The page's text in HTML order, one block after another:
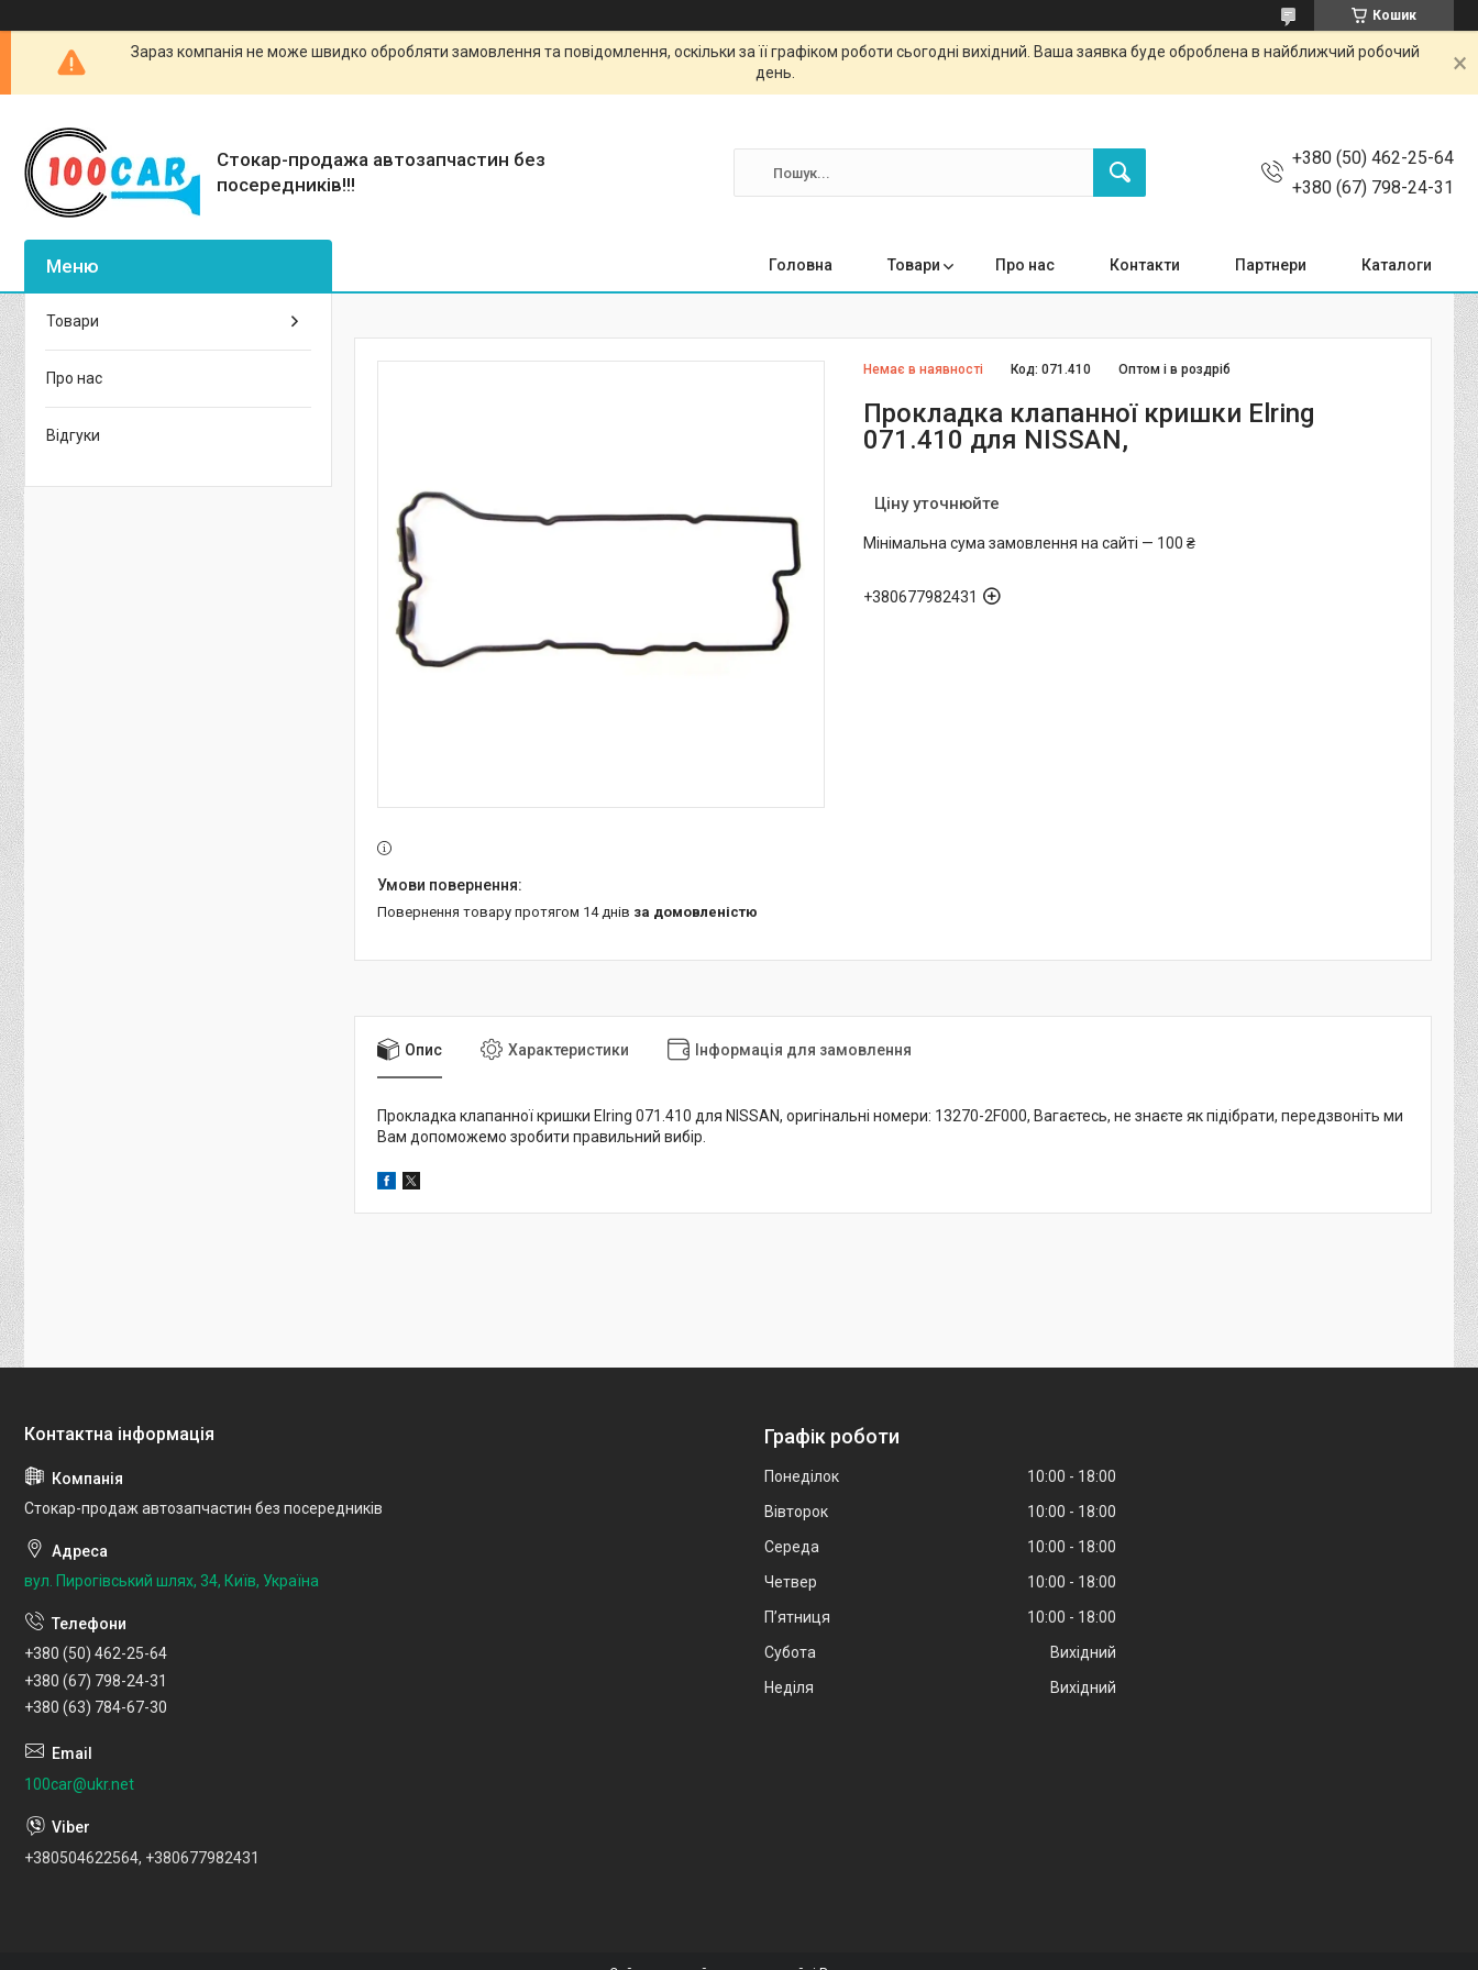
Кошик
Зараз компанія не може швидко обробляти замовлення та повідомлення, оскільки за її графіком роботи сьогодні вихідний. Ваша заявка буде оброблена в найближчий робочий
день.
Стокар-продажа автозапчастин без
посередників!!!
+380 (50) 462-25-64
+380 (67) 798-24-31
Головна Товари Про нас Контакти Партнери Каталоги
Немає в наявності Оптом і в роздріб
Код:071.410
Прокладка клапанної кришки Elring
071.410 для NISSAN,
Ціну уточнюйте
Мінімальна сума замовлення на сайті — 100 ₴
+380677982431
повернення товару протягом 14 днів за домовленістю
Опис Характеристики Інформація для замовлення
Прокладка клапанної кришки Elring 071.410 для NISSAN, оригінальні номери: 13270-2F000, Вагаєтесь, не знаєте як підібрати, передзвоніть ми
Вам допоможемо зробити правильний вибір.
Товари
Про нас
Відгуки
Стокар-продаж автозапчастин без посередників
вул. Пирогівський шлях, 34, Київ, Україна
+380 (50) 462-25-64
+380 (67) 798-24-31
+380 (63) 784-67-30
100car@ukr.net
+380504622564, +380677982431
Графік роботи
Понеділок 10:00
18:00
Вівторок
10:00
18:00
Середа
10:00
18:00
Четвер
10:00
18:00
Пʼятниця
10:00
18:00
Субота
Вихідний
Неділя
Вихідний